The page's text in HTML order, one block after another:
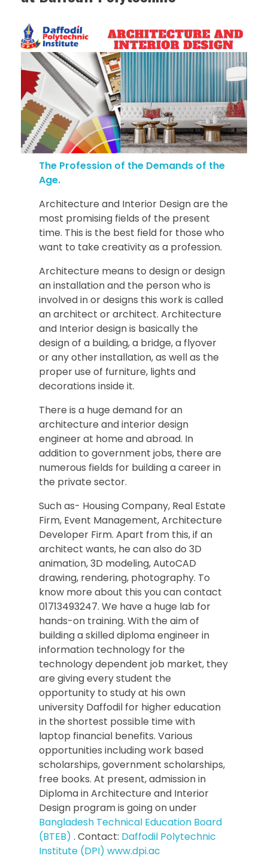
The Profession of the Demands of the
Age.
Architecture and Interior Design are the
most promising fields of the present
time. This is the best field for those who
want to take creativity as a profession.
Architecture means to design or design
an installation and the person who is
involved in or designs this work is called
an architect or architect. Architecture
and Interior design is basically the
design of a building, a bridge, a flyover
or any other installation, as well as the
proper use of furniture, lights and
decorations inside it.
There is a huge demand for an
architecture and interior design
engineer at home and abroad. In
addition to government jobs, there are
numerous fields for building a career in
the private sector.
Such as- Housing Company, Real Estate
Firm, Event Management, Architecture
Developer Firm. Apart from this, if an
architect wants, he can also do 3D
animation, 3D modeling, AutoCAD
drawing, rendering, photography. To
know more about this you can contact
01713493247. We have a huge lab for
hands-on training. With the aim of
building a skilled diploma engineer in
information technology for the
technology dependent job market, they
are giving every student the
opportunity to study at his own
university Daffodil for higher education
in the shortest possible time with
laptop financial benefits. Various
opportunities including work based
scholarships, government scholarships,
free books. At present, admission in
Diploma in Architecture and Interior
Design program is going on under
Bangladesh Technical Education Board
(BTEB) . Contact: Daffodil Polytechnic
Institute (DPI) www.dpi.ac